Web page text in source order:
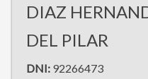
DIAZ
DEL PILAR
DNI: 92266473